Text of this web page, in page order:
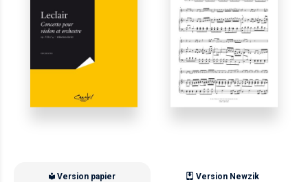
Version papier Version Newzik